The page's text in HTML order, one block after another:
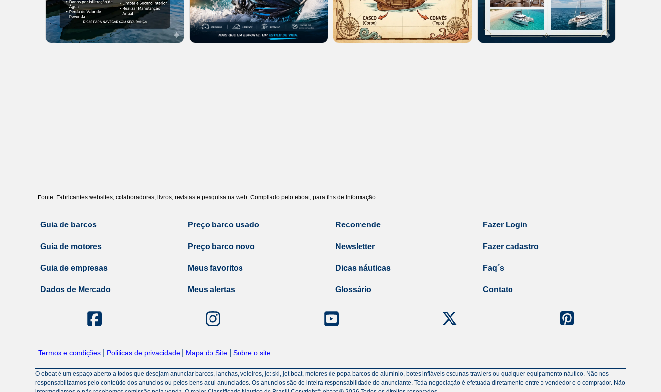
Fonte: Fabricantes websites, colaboradores, livros, revistas e pesquisa na web. Compilado pelo eboat, para fins de Informação.
Guia de barcos
Guia de motores
Guia de empresas
Dados de Mercado
Preço barco usado
Preço barco novo
Meus favoritos
Meus alertas
Recomende
Newsletter
Dicas náuticas
Glossário
Fazer Login
Fazer cadastro
Faq´s
Contato
Termos e condições Politicas de privacidade Mapa do Site Sobre o site
O eboat é um espaço aberto a todos que desejam anunciar barcos, lanchas, veleiros, jet ski, jet boat, motores de popa barcos de aluminio, botes infláveis escunas trawlers ou qualquer equipamento náutico. Não nos
responsabilizamos pelo conteúdo dos anuncios ou pelos bens aqui anunciados. Os anuncios são de inteira responsabilidade do anunciante. Toda negociação é efetuada diretamente entre o vendedor e o comprador. Não